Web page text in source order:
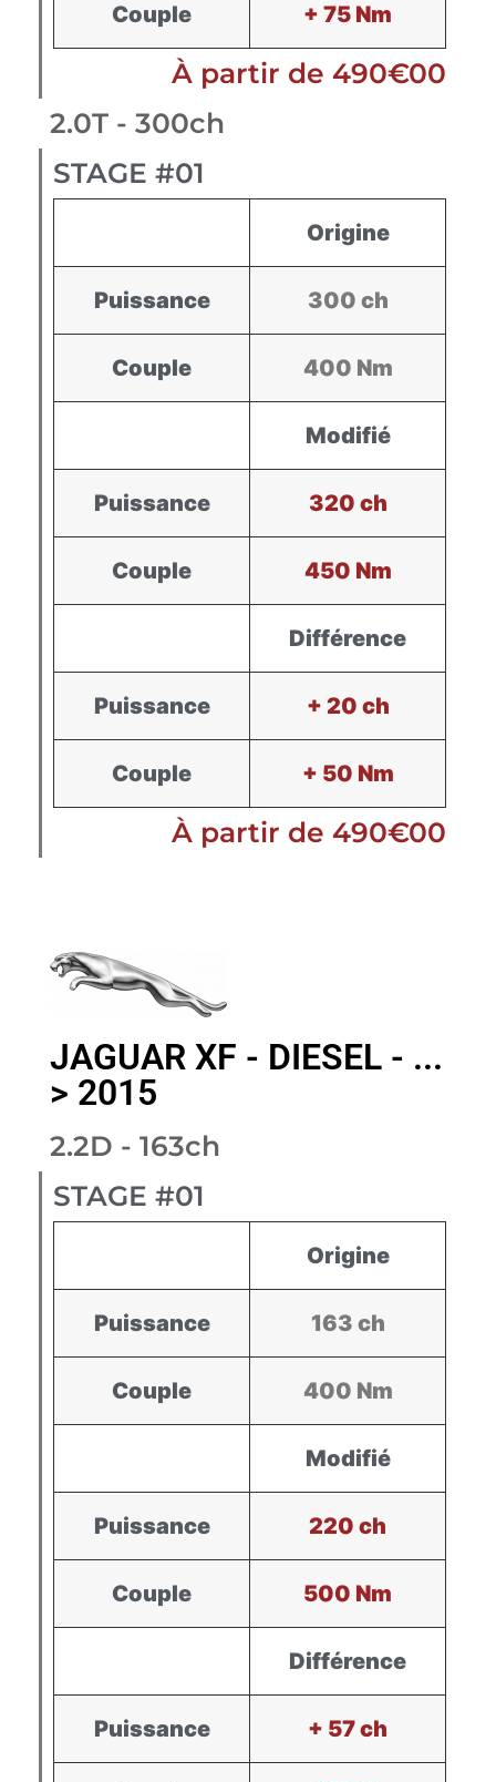
Couple + 75 Nm
À partir de 490€00
2.0T - 300ch
STAGE #01
Origine
Puissance 300 ch
Couple 400 Nm
Modifié
Puissance 320 ch
Couple 450 Nm
Différence
Puissance + 20 ch
Couple + 50 Nm
À partir de 490€00
JAGUAR XF - DIESEL - ...
> 2015
2.2D - 163ch
STAGE #01
Origine
Puissance 163 ch
Couple 400 Nm
Modifié
Puissance 220 ch
Couple 500 Nm
Différence
Puissance + 57 ch